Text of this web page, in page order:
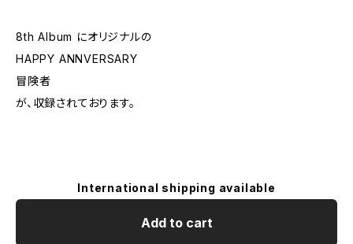
8th Album にオリジナルの
HAPPY ANNVERSARY
冒険者
が、収録されております。
International shipping available
Add to cart